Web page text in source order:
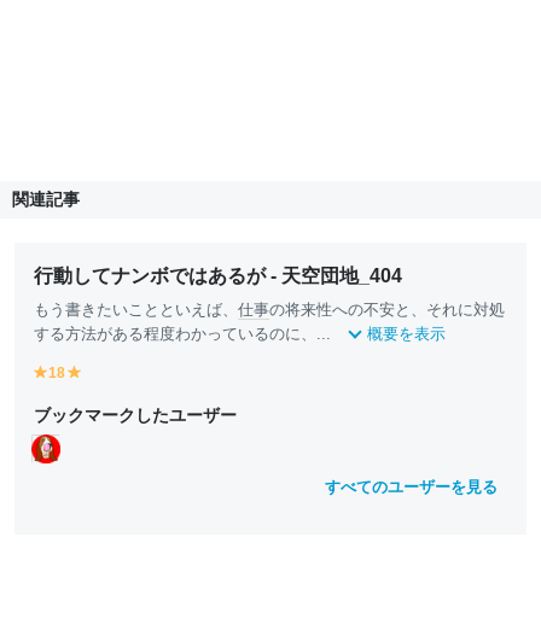
関連記事
行動してナンボではあるが - 天空団地_404
もう書きたいことといえば、 仕事の将来性への不安と、それに対処
する方法がある程度わかっているのに、...
概要を表示
y
ll
o
w
18
ll
ブックマークしたユーザー
すべてのユーザーを見る